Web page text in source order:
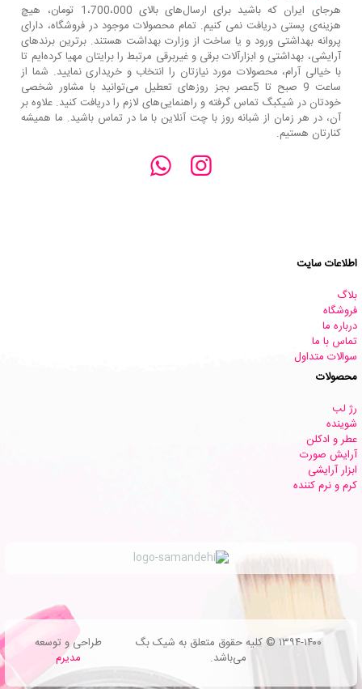
هرجای ایران که باشید برای ارسال‌های بالای 1،700،000 تومان، هیچ
هزینه‌ی پستی دریافت نمی کنیم. تمام محصولات موجود در فروشگاه، دارای
پروانه بهداشتی ورود و یا ساخت از وزارت بهداشت هستند. برترین‌ برندهای
آرایشی، بهداشتی و ابزارآلات برقی و غیربرقی مرتبط را برایتان مهیا کرده‌ایم تا
با خیالی آرام، محصولات مورد نیازتان را انتخاب و خریداری نمایید. شما از
ساعت 9 صبح تا 5عصر بجز روزهای تعطیل می‌توانید با مشاور شخصی
خودتان در شیکبگ تماس گرفته و راهنمایی‌های لازم را دریافت کنید. علاوه بر
آن، در هر زمان از شبانه روز با چت آنلاین با ما در تماس باشید. ما همیشه
کنارتان هستیم.
اطلاعات سایت
بلاگ
فروشگاه
درباره ما
تماس با ما
سوالات متداول
محصولات
رژ لب
شوینده
عطر و ادکلن
آرایش صورت
ابزار آرایشی
کرم و نرم کننده
۱۳۹۴-۱۴۰۰ © کلیه حقوق متعلق به شیک بگ
می‌باشد.
طراحی و توسعه
مدیرم